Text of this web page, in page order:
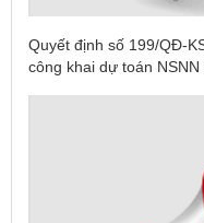
Quyết định số 199/QĐ-
công khai dự toán NSNN